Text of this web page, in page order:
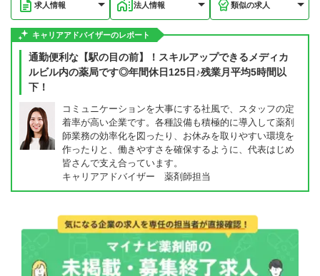
求人情報 法人情報 類似の求人
キャリアアドバイザーのレポート
通勤便利な【駅の目の前】！スキルアップできるメディカ
ルビル内の薬局です◎年間休日125日♪残業月平均5時間以
下！
コミュニケーションを大事にする社風で、スタッフの定
着率が高い企業です。各種設備も積極的に導入して薬剤
師業務の効率化を図ったり、お休みを取りやすい環境を
作ったりと、働きやすさを確保するように、代表はじめ
皆さんで支え合っています。
キャリアアドバイザー 薬剤師担当